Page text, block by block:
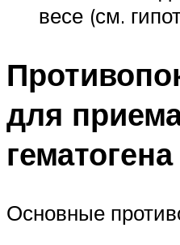
весе (см.
для
гематогена
Основные